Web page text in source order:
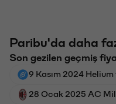
Paribu'da daha
Son gezilen geçmiş
9 Kasım 2024 Helium
28 Ocak 2025 AC